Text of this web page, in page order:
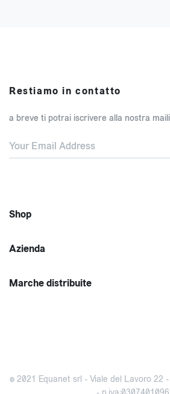
Restiamo in contatto
a breve ti potrai iscrivere alla nostra
Shop
Azienda
Marche distribuite
© 2021 Equanet srl - Viale del Lavoro 22